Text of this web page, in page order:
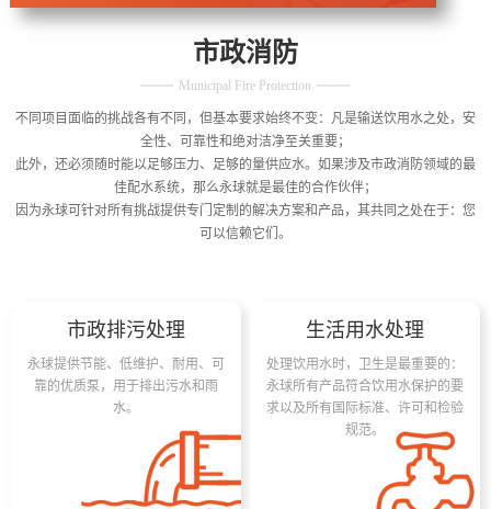
市政消防
Municipal Fire Protection
不同项目面临的挑战各有不同，但基本要求始终不变：凡是输送饮用水之处，安
全性、可靠性和绝对洁净至关重要；
此外，还必须随时能以足够压力、足够的量供应水。如果涉及市政消防领域的最
佳配水系统，那么永球就是最佳的合作伙伴；
因为永球可针对所有挑战提供专门定制的解决方案和产品，其共同之处在于：您
可以信赖它们。
市政排污处理
永球提供节能、低维护、耐用、可
靠的优质泵，用于排出污水和雨
水。
生活用水处理
处理饮用水时，卫生是最重要的：
永球所有产品符合饮用水保护的要
求以及所有国际标准、许可和检验
规范。